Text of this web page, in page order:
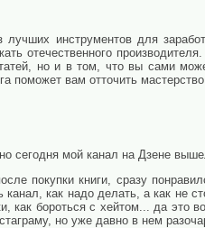
лучших инструментов для
отечественного
но и в том, что вы сами
поможет вам отточить
сегодня мой канал на Дзене
покупки книги, сразу
канал, как надо делать, а как не
как бороться с хейтом... да это
но уже давно в нем